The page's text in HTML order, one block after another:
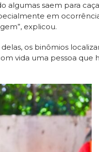
algumas saem para
em
explicou.
os binômios
vida uma pessoa que